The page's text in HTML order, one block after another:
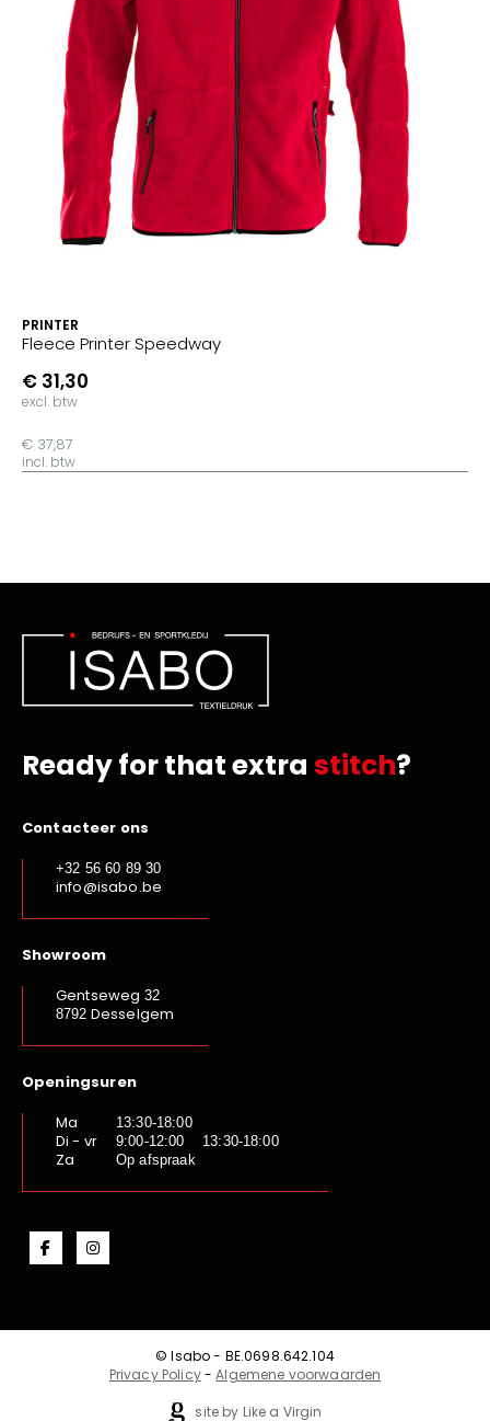
PRINTER
Fleece Printer Speedway
€ 31,30
excl. btw
€ 37,87
incl. btw
Ready for that extra stitch?
Contacteer ons
+32 56 60 89 30
info@isabo.be
Showroom
Gentseweg 32
8792 Desselgem
Openingsuren
Ma
13:30-18:00
Di - vr 9:00-12:00 13:30-18:00
Za Op afspraak
© Isabo - BE.0698.642.104
Privacy Policy-Algemene voorwaarden
site by Like a Virgin